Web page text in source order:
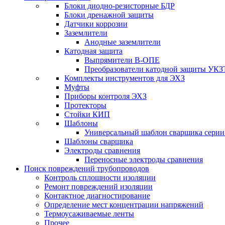
Блоки диодно-резисторные БДР
Блоки дренажной защиты
Датчики коррозии
Заземлители
Анодные заземлители
Катодная защита
Выпрямители В-ОПЕ
Преобразователи катодной защиты
Комплекты инструментов для ЭХЗ
Муфты
Приборы контроля ЭХЗ
Протекторы
Стойки КИП
Шаблоны
Универсальный шаблон сварщика
Шаблоны сварщика
Электроды сравнения
Переносные электроды сравнения
Поиск повреждений трубопроводов
Контроль сплошности изоляции
Ремонт повреждений изоляции
Контактное диагностирование
Определение мест концентрации напряжений
Термоусаживаемые ленты
Прочее